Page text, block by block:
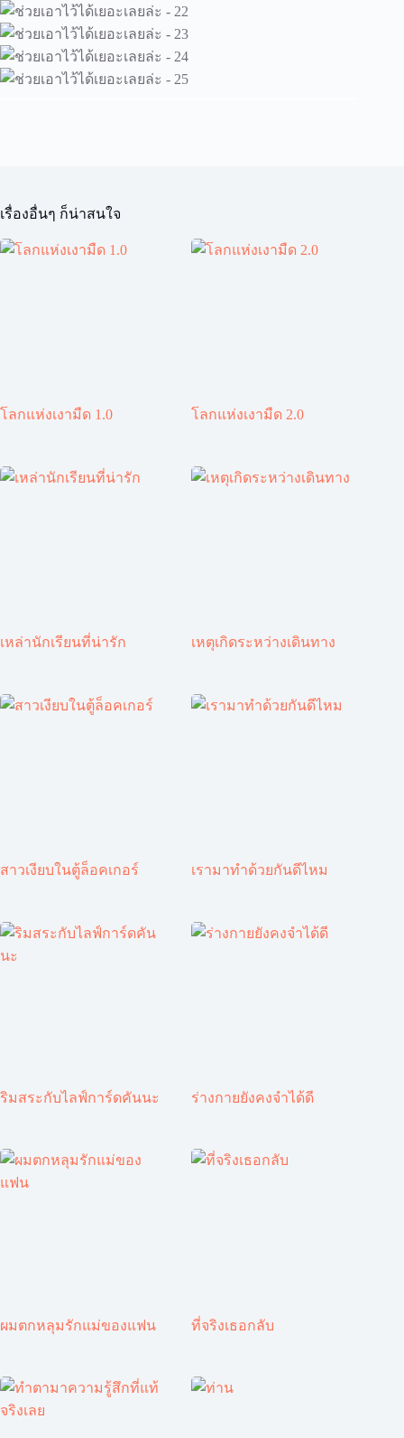
เรื่องอื่นๆ ก็น่าสนใจ
โลกแห่งเงามืด 1.0 โลกแห่งเงามืด 2.0
เหล่านักเรียนที่น่ารัก เหตุเกิดระหว่างเดินทาง
สาวเงียบในตู้ล็อคเกอร์ เรามาทำด้วยกันดีไหม
ริมสระกับไลฟ์การ์ดคันนะ ร่างกายยังคงจำได้ดี
ผมตกหลุมรักแม่ของแฟน ที่จริงเธอกลับ